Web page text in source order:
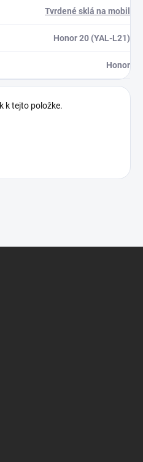
Tvrdené sklá na mobil
Honor 20 (YAL-L21)
Honor
k tejto položke.